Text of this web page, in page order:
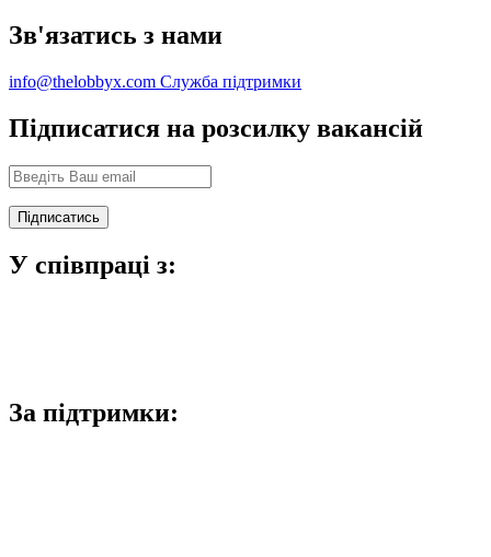
Зв'язатись з нами
info@thelobbyx.com Служба підтримки
Підписатися на розсилку вакансій
У співпраці з:
За підтримки: